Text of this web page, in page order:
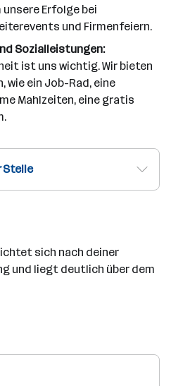
Erfolge bei
und Firmenfeiern.
Sozialleistungen:
ist uns wichtig. Wir bieten
wie ein Job-Rad, eine
Mahlzeiten, eine gratis
Stelle
sich nach deiner
und liegt deutlich über dem